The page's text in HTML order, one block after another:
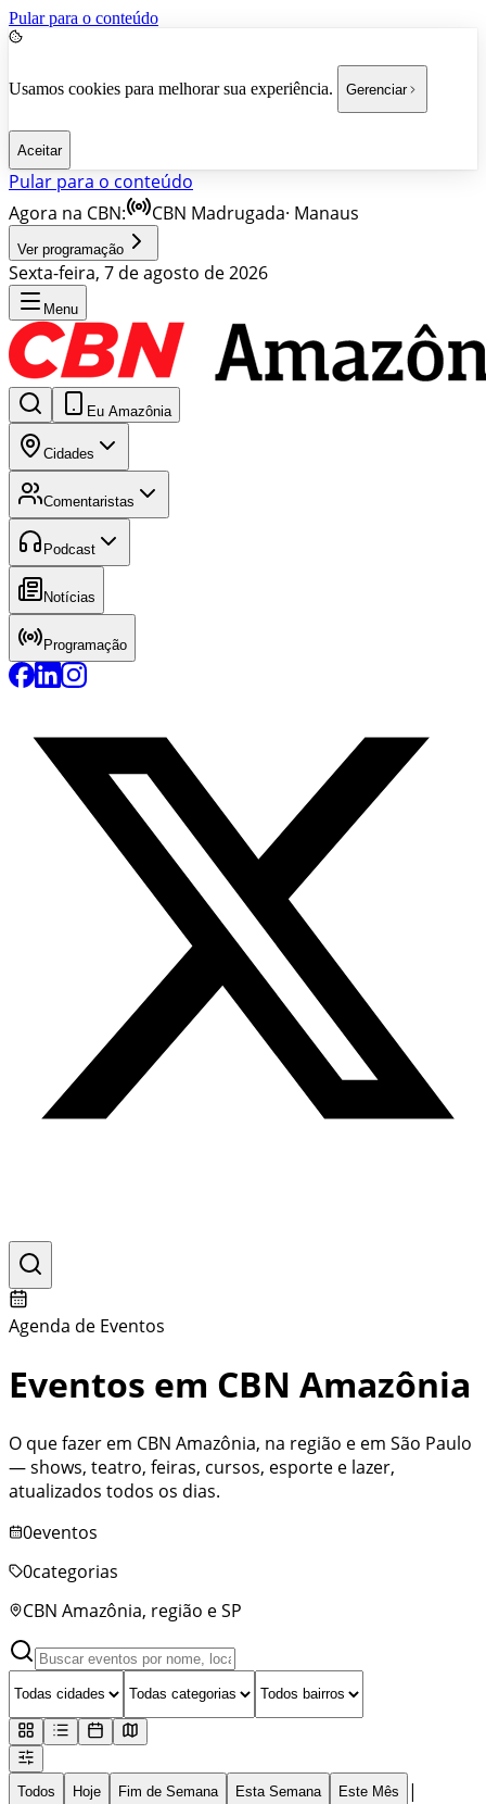
Pular para o conteúdo
Usamos cookies para melhorar sua experiência. Gerenciar
Aceitar
Pular para o conteúdo
Agora na CBN:
CBN Madrugada· Manaus
Ver programação
Sexta-feira, 7 de agosto de 2026
Menu
Eu Amazônia
Cidades
Comentaristas
Podcast
Notícias
Programação
Agenda de Eventos
Eventos em CBN Amazônia
O que fazer em CBN Amazônia, na região e em São Paulo
— shows, teatro, feiras, cursos, esporte e lazer,
atualizados todos os dias.
0eventos
0categorias
CBN Amazônia, região e SP
Todos Hoje Fim de Semana Esta Semana Este Mês |